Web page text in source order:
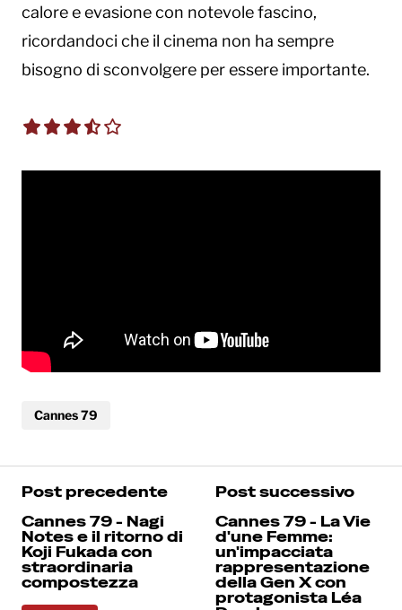
calore e evasione con notevole fascino,
ricordandoci che il cinema non ha sempre
bisogno di sconvolgere per essere importante.
Cannes 79
Post precedente
Cannes 79 - Nagi
Notes e il ritorno di
Koji Fukada con
straordinaria
compostezza
Post successivo
Cannes 79 - La Vie
d'une Femme:
un'impacciata
rappresentazione
della Gen X con
protagonista Léa